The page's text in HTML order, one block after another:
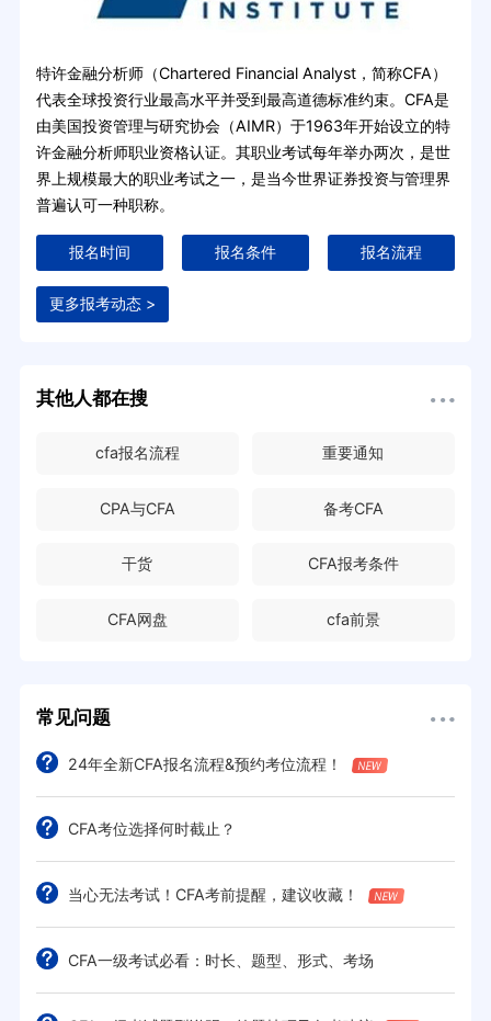
特许金融分析师（Chartered Financial Analyst，简称CFA）
代表全球投资行业最高水平并受到最高道德标准约束。CFA是
由美国投资管理与研究协会（AIMR）于1963年开始设立的特
许金融分析师职业资格认证。其职业考试每年举办两次，是世
界上规模最大的职业考试之一，是当今世界证券投资与管理界
普遍认可一种职称。
报名时间 报名条件 报名流程
更多报考动态 >
其他人都在搜
cfa报名流程 重要通知
CPA与CFA 备考CFA
干货 CFA报考条件
CFA网盘 cfa前景
常见问题
24年全新CFA报名流程&预约考位流程！
CFA考位选择何时截止？
当心无法考试！CFA考前提醒，建议收藏！
CFA一级考试必看：时长、题型、形式、考场